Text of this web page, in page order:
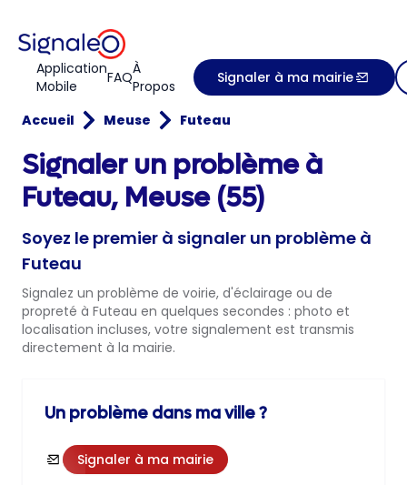
Application
Mobile
FAQÀ
Propos
Signaler à ma mairie
Accueil Meuse Futeau
Signaler un problème à
Futeau, Meuse (55)
Soyez le premier à signaler un problème à
Futeau
Signalez un problème de voirie, d'éclairage ou de
propreté à Futeau en quelques secondes : photo et
localisation incluses, votre signalement est transmis
directement à la mairie.
Un problème dans ma ville ?
Signaler à ma mairie